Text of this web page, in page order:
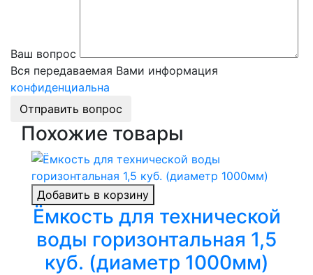
Ваш вопрос
Вся передаваемая Вами информация
конфиденциальна
Отправить вопрос
Похожие товары
Добавить в корзину
Ёмкость для технической
воды горизонтальная 1,5
куб. (диаметр 1000мм)